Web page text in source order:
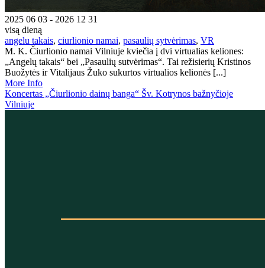
2025 06 03 - 2026 12 31
visą dieną
angelu takais, ciurlionio namai, pasaulių sytvėrimas, VR
M. K. Čiurlionio namai Vilniuje kviečia į dvi virtualias keliones:
„Angelų takais“ bei „Pasaulių sutvėrimas“. Tai režisierių Kristinos
Buožytės ir Vitalijaus Žuko sukurtos virtualios kelionės [...]
More Info
Koncertas „Čiurlionio dainų banga“ Šv. Kotrynos bažnyčioje
Vilniuje